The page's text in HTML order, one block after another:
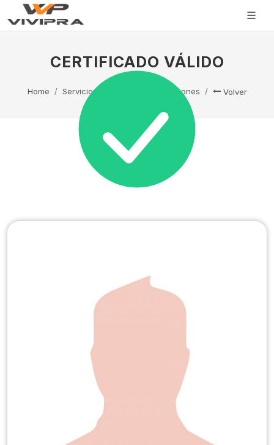
CERTIFICADO VÁLIDO
Home Servicio Técnico Capacitaciones Volver